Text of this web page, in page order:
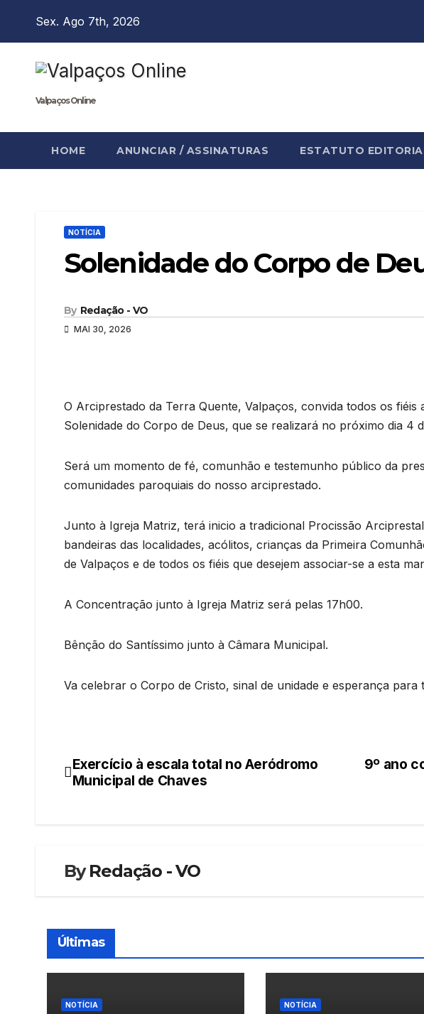
Sex. Ago 7th, 2026
Valpaços Online
HOME ANUNCIAR / ASSINATURAS ESTATUTO
NOTÍCIA
Solenidade do Corpo de
By Redação - VO
MAI 30, 2026
O Arciprestado da Terra Quente, Valpaços, convida todos os
Solenidade do Corpo de Deus, que se realizará no próximo dia 4
Será um momento de fé, comunhão e testemunho público da
comunidades paroquiais do nosso arciprestado.
Junto à Igreja Matriz, terá inicio a tradicional Procissão
bandeiras das localidades, acólitos, crianças da Primeira
de Valpaços e de todos os fiéis que desejem associar-se a esta
A Concentração junto à Igreja Matriz será pelas 17h00.
Bênção do Santíssimo junto à Câmara Municipal.
Va celebrar o Corpo de Cristo, sinal de unidade e esperança para
Navegação
9º ano
Exercício à escala total no Aeródromo
Municipal de Chaves
ByRedação - VO
Últimas
NOTÍCIA NOTÍCIA